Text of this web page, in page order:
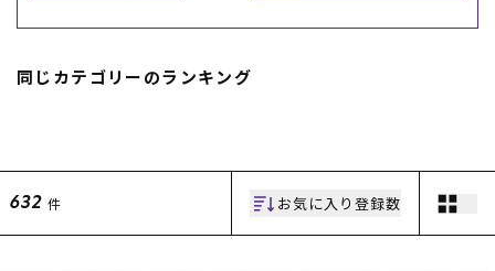
スケートTOP
ブランド一覧
ご利用ガイド
同じカテゴリーのランキング
632 件 お気に入り登録数